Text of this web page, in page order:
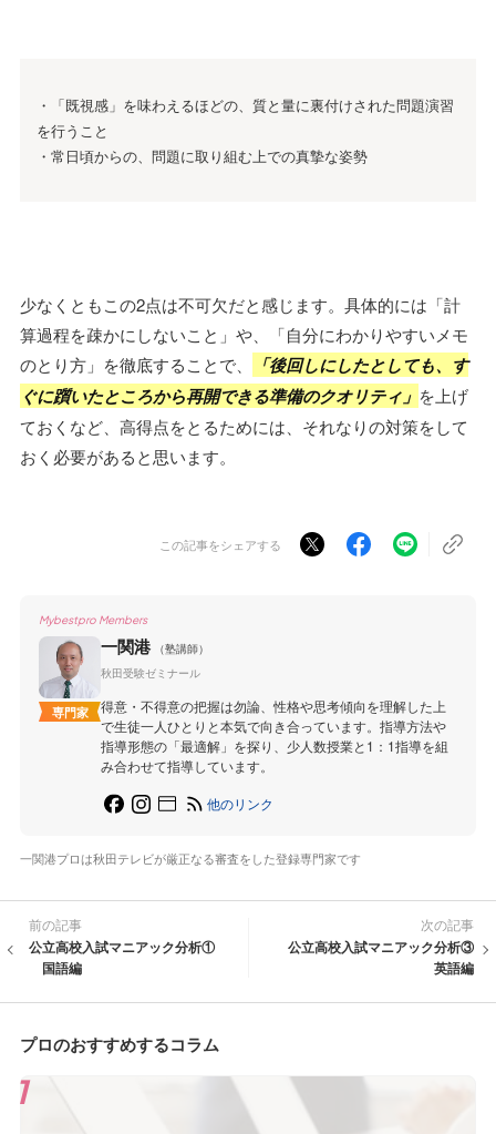
・「既視感」を味わえるほどの、質と量に裏付けされた問題演習
を行うこと
・常日頃からの、問題に取り組む上での真摯な姿勢
少なくともこの2点は不可欠だと感じます。具体的には「計
算過程を疎かにしないこと」や、「自分にわかりやすいメモ
のとり方」を徹底することで、
「後回しにしたとしても、す
ぐに躓いたところから再開できる準備のクオリティ」 を上げ
ておくなど、高得点をとるためには、それなりの対策をして
おく必要があると思います。
この記事をシェアする
Mybestpro Members
専門家
一関港
（塾講師）
秋田受験ゼミナール
得意・不得意の把握は勿論、性格や思考傾向を理解した上
で生徒一人ひとりと本気で向き合っています。指導方法や
指導形態の「最適解」を探り、少人数授業と1：1指導を組
み合わせて指導しています。
他のリンク
一関港プロは秋田テレビが厳正なる審査をした登録専門家です
前の記事
公立高校入試マニアック分析①
国語編
次の記事
公立高校入試マニアック分析③
英語編
プロのおすすめするコラム